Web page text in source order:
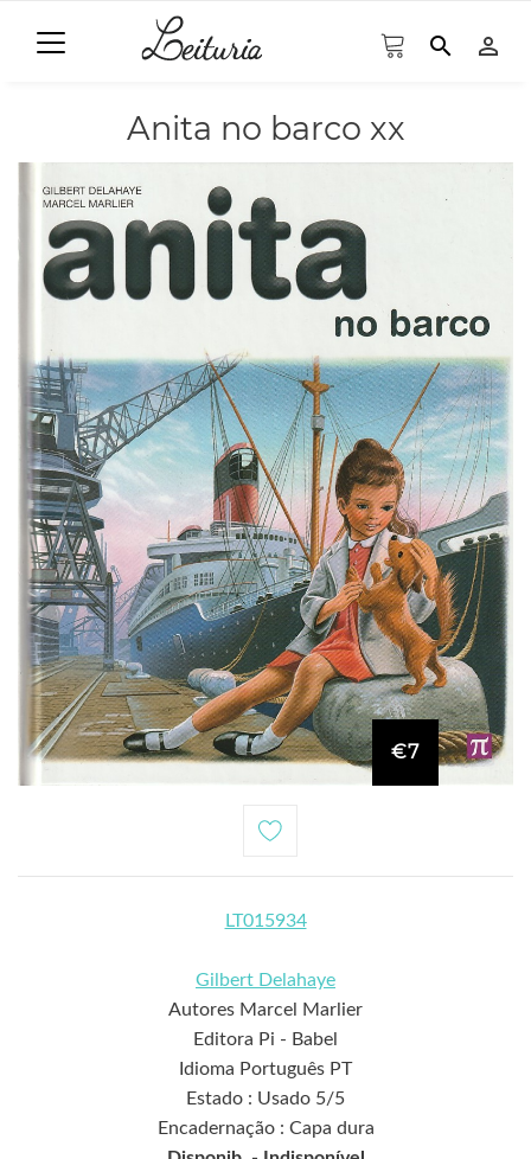
search person_outline
Anita no barco xx
€7
LT015934
Gilbert Delahaye
Autores Marcel Marlier
Editora Pi - Babel
Idioma Português PT
Estado : Usado 5/5
Encadernação : Capa dura